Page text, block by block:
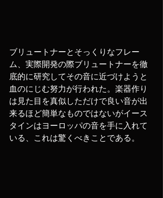
ブリュートナーとそっくりなフレー
ム、実際開発の際ブリュートナーを徹
底的に研究してその音に近づけようと
血のにじむ努力が行われた。楽器作り
は見た目を真似しただけで良い音が出
来るほど簡単なものではないがイース
タインはヨーロッパの音を手に入れて
いる、これは驚くべきことである。